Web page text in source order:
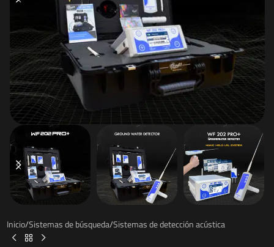
Inicio/Sistemas de búsqueda/Sistemas de detección acústica